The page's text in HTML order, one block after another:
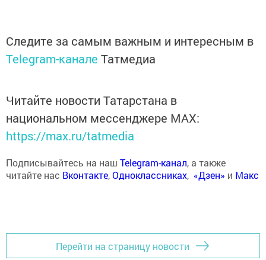
Следите за самым важным и интересным в
Telegram-канале Татмедиа
Читайте новости Татарстана в
национальном мессенджере MАХ:
https://max.ru/tatmedia
Подписывайтесь на наш Telegram-канал, а также
читайте нас Вконтакте,Одноклассниках, «Дзен» и Макс
Перейти на страницу новости